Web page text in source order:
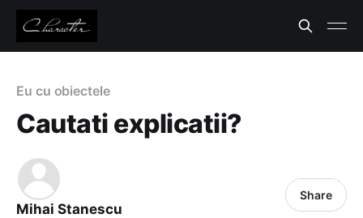
Eu cu obiectele
Cautati explicatii?
Mihai Stanescu
Share